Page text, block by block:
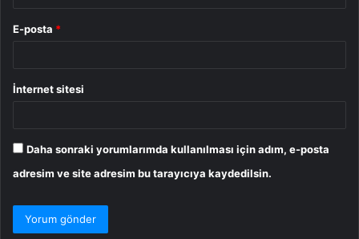
E-posta *
İnternet sitesi
Daha sonraki yorumlarımda kullanılması için adım, e-posta
adresim ve site adresim bu tarayıcıya kaydedilsin.